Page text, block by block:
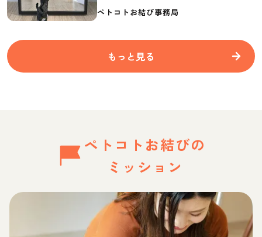
要なものを紹介
ペトコトお結び事務局
もっと見る
ペトコトお結びの
ミッション